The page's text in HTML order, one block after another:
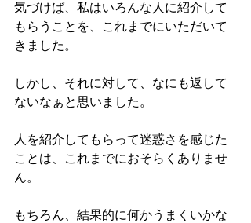
気づけば、私はいろんな人に紹介して
もらうことを、これまでにいただいて
きました。
しかし、それに対して、なにも返して
ないなぁと思いました。
人を紹介してもらって迷惑さを感じた
ことは、これまでにおそらくありませ
ん。
もちろん、結果的に何かうまくいかな